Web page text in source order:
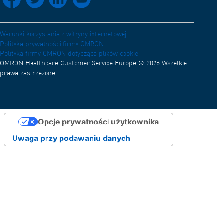
Sieć dystrybucji
Warunki korzystania z witryny internetowej
Polityka prywatności firmy OMRON
Polityka firmy OMRON dotycząca plików cookie
OMRON Healthcare Customer Service Europe © 2026 Wszelkie
prawa zastrzeżone.
Uwaga przy podawaniu danych
Opcje prywatności użytkownika